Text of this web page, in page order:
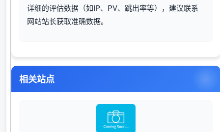
详细的评估数据（如IP、PV、跳出率等），建议联系
网站站长获取准确数据。
相关站点